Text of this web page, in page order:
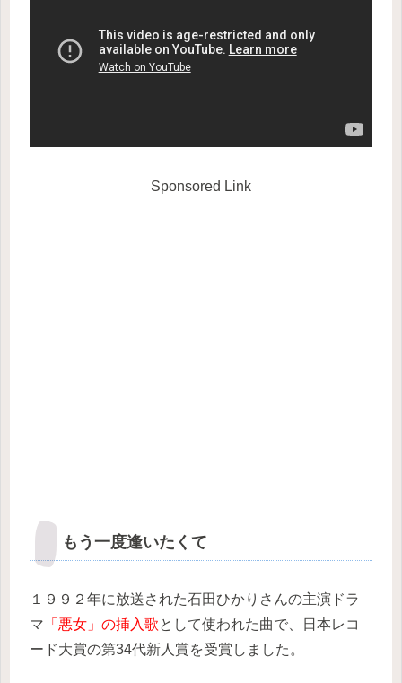
Sponsored Link
もう一度逢いたくて
１９９２年に放送された石田ひかりさんの主演ドラ
マ 「悪女」の挿入歌として使われた曲で、日本レコ
ード大賞の第34代新人賞を受賞しました。